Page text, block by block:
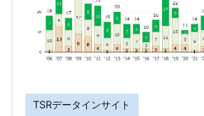
TSRデータインサイト